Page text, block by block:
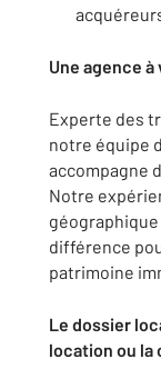
Une agence
Experte des
notre équipe
accompagne
Notre
différence
patrimoine
Le dossier
location ou la